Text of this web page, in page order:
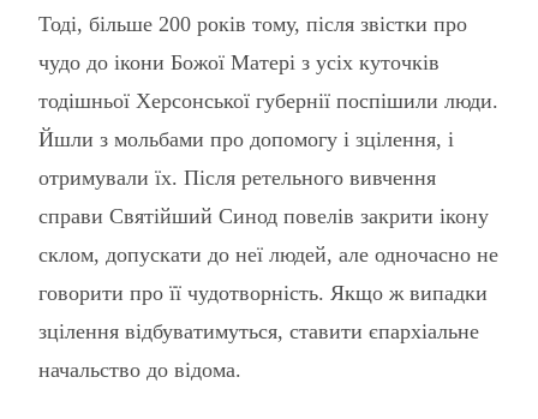
Тоді, більше 200 років тому, після звістки про
чудо до ікони Божої Матері з усіх куточків
тодішньої Херсонської губернії поспішили люди.
Йшли з мольбами про допомогу і зцілення, і
отримували їх. Після ретельного вивчення
справи Святійший Синод повелів закрити ікону
склом, допускати до неї людей, але одночасно не
говорити про її чудотворність. Якщо ж випадки
зцілення відбуватимуться, ставити єпархіальне
начальство до відома.